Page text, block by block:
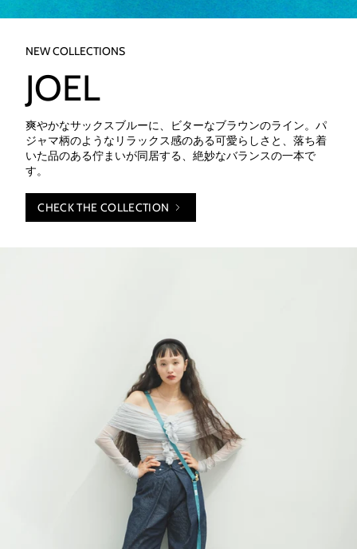
NEW COLLECTIONS
JOEL
爽やかなサックスブルーに、ビターなブラウンのライン。パ
ジャマ柄のようなリラックス感のある可愛らしさと、落ち着
いた品のある佇まいが同居する、絶妙なバランスの一本で
す。
CHECK THE COLLECTION